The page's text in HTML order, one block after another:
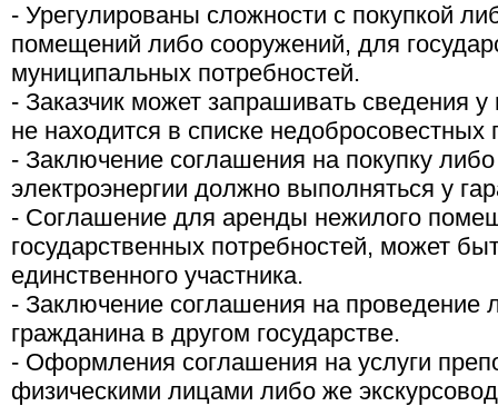
- Урегулированы сложности с покупкой
помещений либо сооружений, для
муниципальных потребностей.
- Заказчик может запрашивать сведения
не находится в списке недобросовестных
- Заключение соглашения на покупку
электроэнергии должно выполняться у
- Соглашение для аренды нежилого
государственных потребностей, может
единственного участника.
- Заключение соглашения на проведение
гражданина в другом государстве.
- Оформления соглашения на услуги
физическими лицами либо же